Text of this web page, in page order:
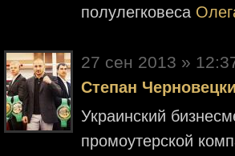
полулегковеса
27 cен 2013 »
Степан
Украинский
промоутерской